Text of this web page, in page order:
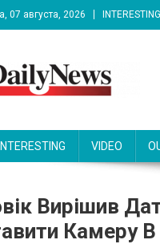
07 августа, 2026 INTERESTING
INTERESTING VIDEO
Вирішив
Камеру В